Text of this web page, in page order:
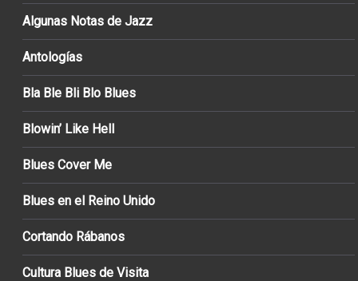
Algunas Notas de Jazz
Antologías
Bla Ble Bli Blo Blues
Blowin’ Like Hell
Blues Cover Me
Blues en el Reino Unido
Cortando Rábanos
Cultura Blues de Visita